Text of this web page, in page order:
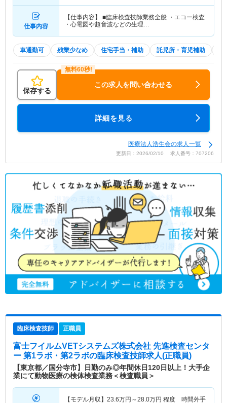
仕事内容
【仕事内容】 ■臨床検査技師業務全般 ・エコー検査
・心電図や超音波などの生理…
車通勤可 残業少なめ 住宅手当・補助 託児所・育児補助
保存する
この求人を問い合わせる
詳細を見る
医療法人浩生会の求人一覧
更新日：2026/02/10 求人番号：707206
臨床検査技師 正職員
富士フイルムVETシステムズ株式会社 先進検査センタ
ー 第1ラボ・第2ラボの臨床検査技師求人(正職員)
【東京都／国分寺市】日勤のみ◎年間休日120日以上！大手企
業にて動物医療の検体検査業務＜検査職員＞
【モデル月収】 23.6万円～28.0万円 程度 時間外手